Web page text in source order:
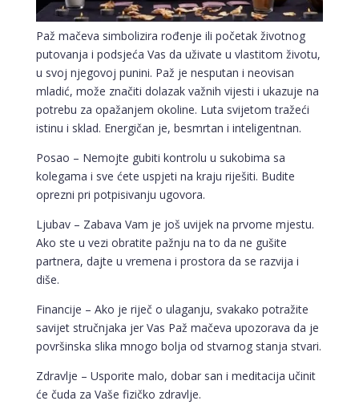
Paž mačeva simbolizira rođenje ili početak životnog
putovanja i podsjeća Vas da uživate u vlastitom životu,
u svoj njegovoj punini. Paž je nesputan i neovisan
mladić, može značiti dolazak važnih vijesti i ukazuje na
potrebu za opažanjem okoline. Luta svijetom tražeći
istinu i sklad. Energičan je, besmrtan i inteligentnan.
Posao – Nemojte gubiti kontrolu u sukobima sa
kolegama i sve ćete uspjeti na kraju riješiti. Budite
oprezni pri potpisivanju ugovora.
Ljubav – Zabava Vam je još uvijek na prvome mjestu.
Ako ste u vezi obratite pažnju na to da ne gušite
partnera, dajte u vremena i prostora da se razvija i
diše.
Financije – Ako je riječ o ulaganju, svakako potražite
savijet stručnjaka jer Vas Paž mačeva upozorava da je
površinska slika mnogo bolja od stvarnog stanja stvari.
Zdravlje – Usporite malo, dobar san i meditacija učinit
će čuda za Vaše fizičko zdravlje.